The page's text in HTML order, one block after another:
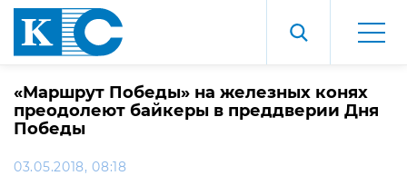
«Маршрут Победы» на железных конях
преодолеют байкеры в преддверии Дня
Победы
03.05.2018, 08:18